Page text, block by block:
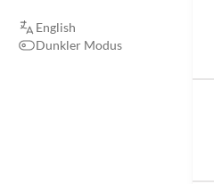
English
Dunkler Modus